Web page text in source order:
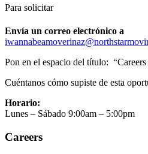
Para solicitar
Envía un correo electrónico a
Pon en el espacio del título:
Cuéntanos cómo supiste de esta
Horario:
Lunes – Sábado 9:00am – 5:00pm
Careers